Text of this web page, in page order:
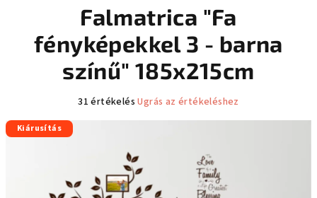
Falmatrica "Fa
fényképekkel 3 - barna
színű" 185x215cm
A
4,7
31 értékelés Ugrás az értékeléshez
Kiárusítás